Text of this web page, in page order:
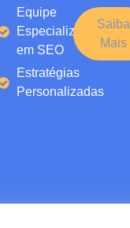
Equipe
Especializada
em SEO
Estratégias
Personalizadas
Saiba
Mais